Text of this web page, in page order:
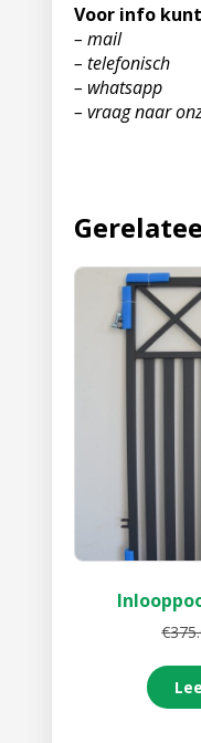
Voor info
– mail
– telefonisch
– whatsapp
– vraag naar
€